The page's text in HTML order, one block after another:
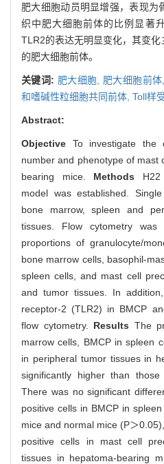
肥大细胞动员明显增强，表现为
织中肥大细胞前体的比例显著
TLR2的表达无明显变化，其变
的肥大细胞前体。
关键词: 肥大细胞, 肥大细胞前体,
和嗜碱性粒细胞共同前体, Toll样
Abstract:
Objective To investigate the
number and phenotype of mast
bearing mice. Methods
model was established.
bone marrow, spleen and
tissues. Flow cytometry
proportions of granulocyte/
bone marrow cells, basophil-
spleen cells, and mast cell
and tumor tissues. In
receptor-2 (TLR2) in BMCP
flow cytometry. Results The
marrow cells, BMCP in spleen
in peripheral tumor tissues in
significantly higher than
There was no significant
positive cells in BMCP in
mice and normal mice (P＞
positive cells in mast cell
tissues in hepatoma-bearing